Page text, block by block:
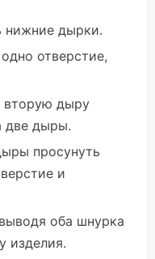
нижние дырки.
отверстие,
вторую дыру
две дыры.
просунуть
и
оба шнурка
изделия.